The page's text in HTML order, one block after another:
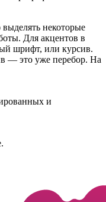
некоторые
Для акцентов в
шрифт, или курсив.
— это уже перебор. На
и